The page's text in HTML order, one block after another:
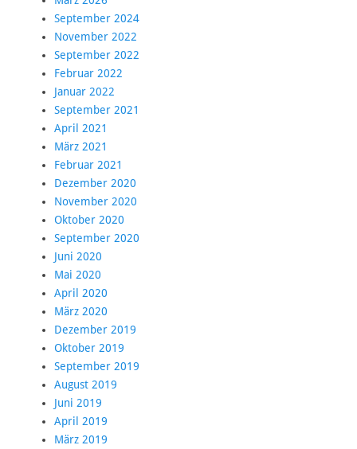
September 2024
November 2022
September 2022
Februar 2022
Januar 2022
September 2021
April 2021
März 2021
Februar 2021
Dezember 2020
November 2020
Oktober 2020
September 2020
Juni 2020
Mai 2020
April 2020
März 2020
Dezember 2019
Oktober 2019
September 2019
August 2019
Juni 2019
April 2019
März 2019